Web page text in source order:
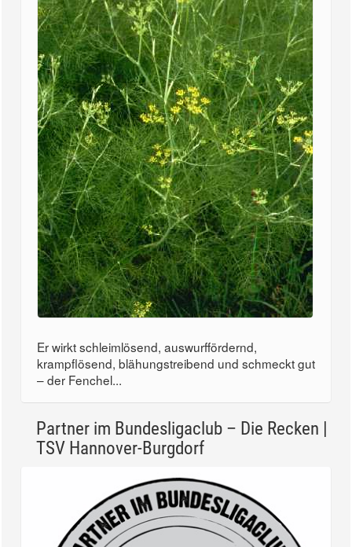
Er wirkt schleimlösend, auswurffördernd,
krampflösend, blähungstreibend und schmeckt gut
– der Fenchel...
Partner im Bundesligaclub – Die Recken |
TSV Hannover-Burgdorf